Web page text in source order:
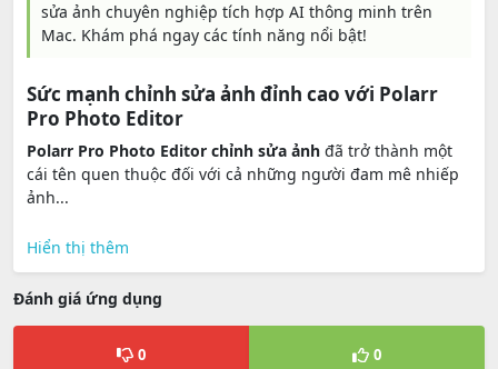
sửa ảnh chuyên nghiệp tích hợp AI thông minh trên
Mac. Khám phá ngay các tính năng nổi bật!
Sức mạnh chỉnh sửa ảnh đỉnh cao với Polarr
Pro Photo Editor
Polarr Pro Photo Editor chỉnh sửa ảnh đã trở thành một
cái tên quen thuộc đối với cả những người đam mê nhiếp
ảnh...
Hiển thị thêm
Đánh giá ứng dụng
0 0